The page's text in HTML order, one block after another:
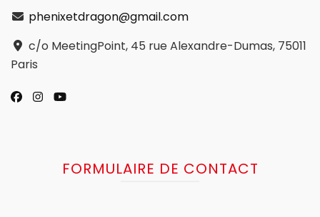
phenixetdragon@gmail.com
c/o MeetingPoint, 45 rue Alexandre-Dumas, 75011
Paris
FORMULAIRE DE CONTACT